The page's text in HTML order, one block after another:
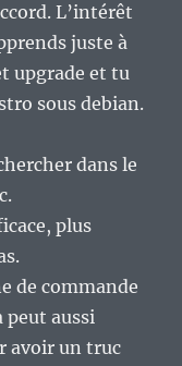
L’intérêt
juste à
upgrade et tu
sous debian.
dans le
plus
de commande
peut aussi
avoir un truc